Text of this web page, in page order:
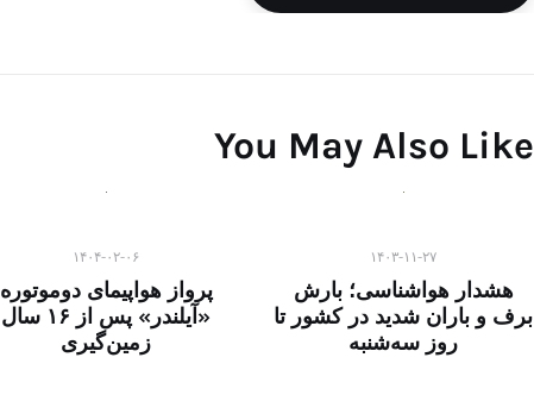
You May Also Like
۱۴۰۳-۱۱-۲۷
هشدار هواشناسی؛ بارش
برف و باران شدید در کشور تا
روز سه‌شنبه
۱۴۰۴-۰۲-۰۶
پرواز هواپیمای دوموتوره
«آیلندر» پس از ۱۶ سال
زمین‌گیری